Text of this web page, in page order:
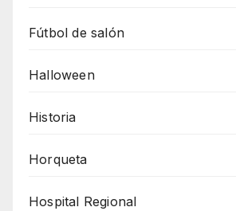
Fútbol de salón
Halloween
Historia
Horqueta
Hospital Regional